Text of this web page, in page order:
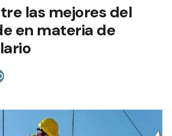
las mejores del
en materia de